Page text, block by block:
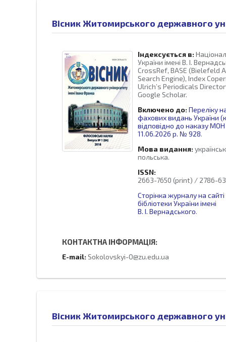
Вісник Житомирського державного
Індексується в:
України імені В. І.
CrossRef, BASE (Bielefeld
Search Engine), Index
Ulrich’s Periodicals
Google Scholar.
Включено до: Переліку
фахових видань України
відповідно до наказу МОН
11.06.2026 р. № 928.
Мова видання:
польська.
ISSN:
2663-7650 (print) / 2786-
Сторінка журналу на
бібліотеки України імені
В. І. Вернадського.
КОНТАКТНА ІНФОРМАЦІЯ:
E-mail: Sokolovskyi-O@zu.edu.ua
Вісник Житомирського державного